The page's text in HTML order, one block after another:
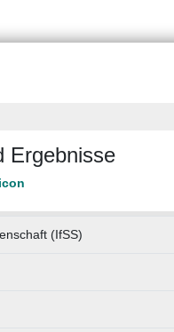
Ergebnisse
(IfSS)